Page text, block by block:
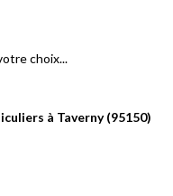
choix...
à Taverny (95150)